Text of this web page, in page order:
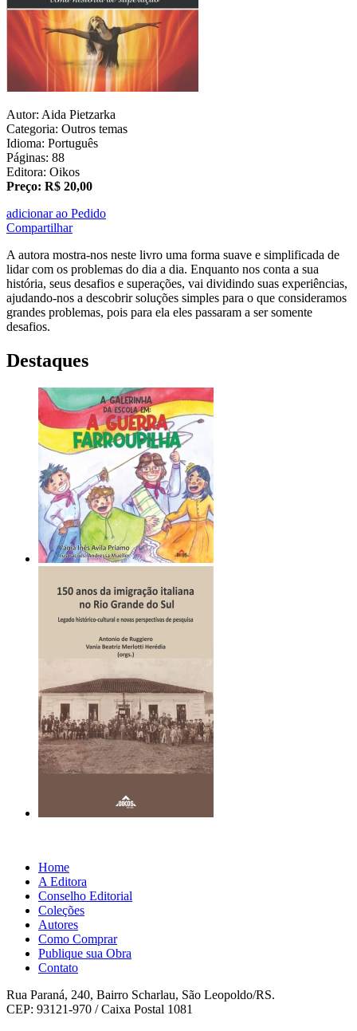
Autor: Aida Pietzarka
Categoria: Outros temas
Idioma: Português
Páginas: 88
Editora: Oikos
Preço: R$ 20,00
adicionar ao Pedido
Compartilhar
A autora mostra-nos neste livro uma forma suave e simplificada de
lidar com os problemas do dia a dia. Enquanto nos conta a sua
história, seus desafios e superações, vai dividindo suas experiências,
ajudando-nos a descobrir soluções simples para o que consideramos
grandes problemas, pois para ela eles passaram a ser somente
desafios.
Destaques
Home
A Editora
Conselho Editorial
Coleções
Autores
Como Comprar
Publique sua Obra
Contato
Rua Paraná, 240, Bairro Scharlau, São Leopoldo/RS.
CEP: 93121-970 / Caixa Postal 1081